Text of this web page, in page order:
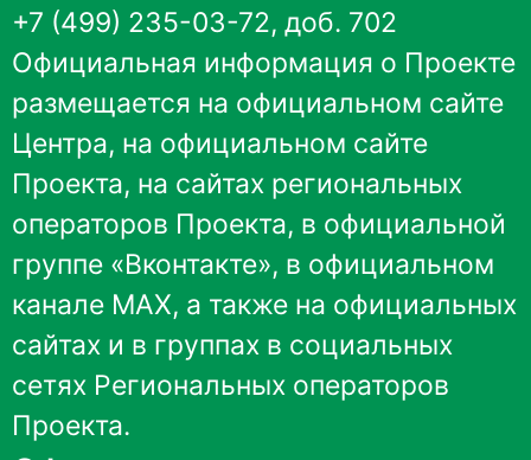
+7 (499) 235-03-72, доб. 702
Официальная информация о Проекте
размещается на официальном сайте
Центра, на официальном сайте
Проекта, на сайтах региональных
операторов Проекта, в официальной
группе «Вконтакте», в официальном
канале MAX, а также на официальных
сайтах и в группах в социальных
сетях Региональных операторов
Проекта.